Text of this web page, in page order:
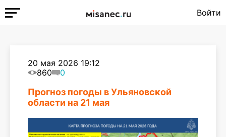
Войти
20 мая 2026 19:12
860
0
Прогноз погоды в Ульяновской
области на 21 мая